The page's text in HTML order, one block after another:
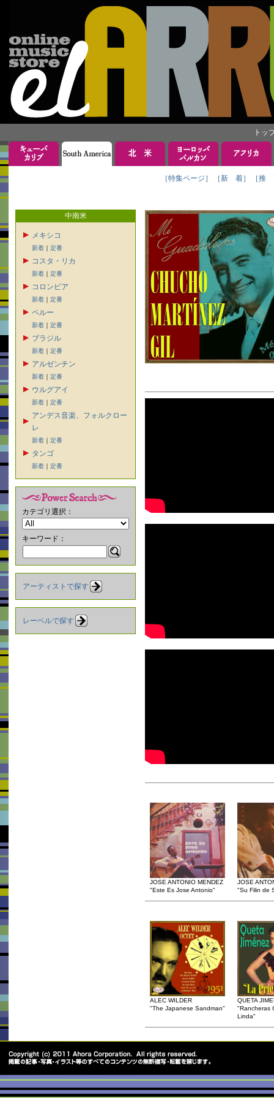
トッ
［特集ページ］ ［新 着］ ［推
中南米
メキシコ
新着 ｜ 定番
コスタ・リカ
新着 ｜ 定番
コロンビア
新着 ｜ 定番
ペルー
新着 ｜ 定番
ブラジル
新着 ｜ 定番
アルゼンチン
新着 ｜ 定番
ウルグアイ
新着 ｜ 定番
アンデス音楽、フォルクロー
レ
新着 ｜ 定番
タンゴ
新着 ｜ 定番
カテゴリ選択：
キーワード：
アーティストで探す
レーベルで探す
JOSE ANTONIO MENDEZ
"Este Es Jose Antonio"
JOSE
"Su Filin de
ALEC WILDER
"The Japanese Sandman"
QUETA
"Rancheras
Linda"